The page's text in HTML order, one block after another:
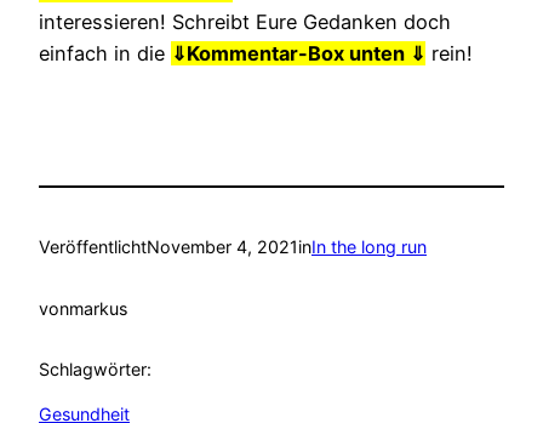
interessieren! Schreibt Eure Gedanken doch
einfach in die ⇓Kommentar-Box unten ⇓ rein!
VeröffentlichtNovember 4, 2021inIn the long run
vonmarkus
Schlagwörter:
Gesundheit